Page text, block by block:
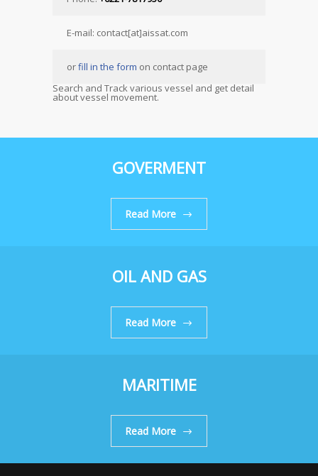
E-mail: contact[at]aissat.com
orfill in the form on contact page
Search and Track various vessel and get detail
about vessel movement.
GOVERMENT
Read More
OIL AND GAS
Read More
MARITIME
Read More